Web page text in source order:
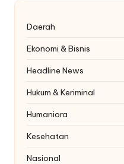
Daerah
Ekonomi & Bisnis
Headline News
Hukum & Keriminal
Humaniora
Kesehatan
Nasional